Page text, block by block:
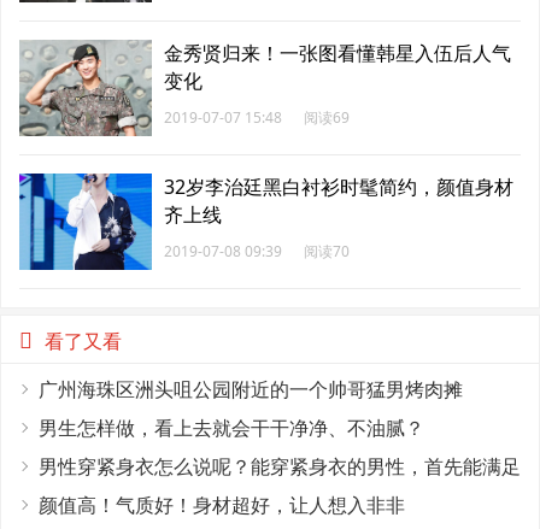
金秀贤归来！一张图看懂韩星入伍后人气
变化
2019-07-07 15:48 阅读69
32岁李治廷黑白衬衫时髦简约，颜值身材
齐上线
2019-07-08 09:39 阅读70
看了又看
广州海珠区洲头咀公园附近的一个帅哥猛男烤肉摊
男生怎样做，看上去就会干干净净、不油腻？
男性穿紧身衣怎么说呢？能穿紧身衣的男性，首先能满足
这4个条件
颜值高！气质好！身材超好，让人想入非非